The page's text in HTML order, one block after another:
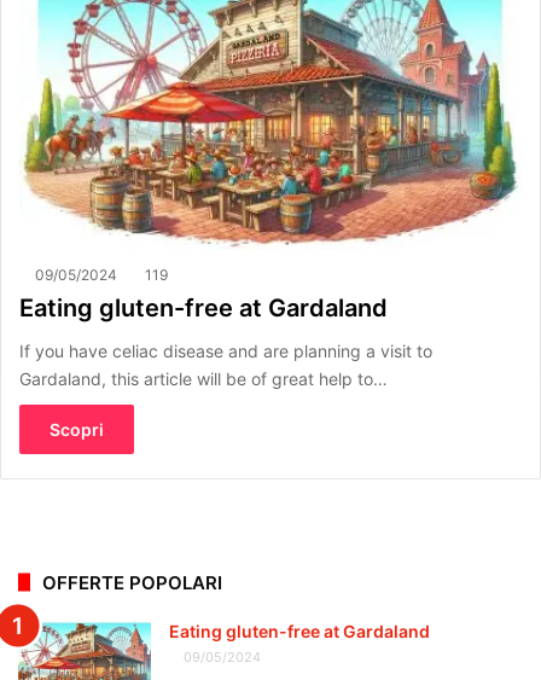
09/05/2024 119
Eating gluten-free at Gardaland
If you have celiac disease and are planning a visit to
Gardaland, this article will be of great help to…
Scopri
OFFERTE POPOLARI
Eating gluten-free at Gardaland
09/05/2024